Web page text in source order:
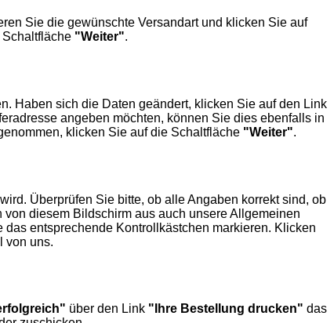
Sie die gewünschte Versandart und klicken Sie auf
"Weiter".
Haben sich die Daten geändert, klicken Sie auf den Link
angeben möchten, können Sie dies ebenfalls in
klicken Sie auf die Schaltfläche "Weiter".
Überprüfen Sie bitte, ob alle Angaben korrekt sind, ob
diesem Bildschirm aus auch unsere Allgemeinen
entsprechende Kontrollkästchen markieren. Klicken
von uns.
über den Link "Ihre Bestellung drucken" das